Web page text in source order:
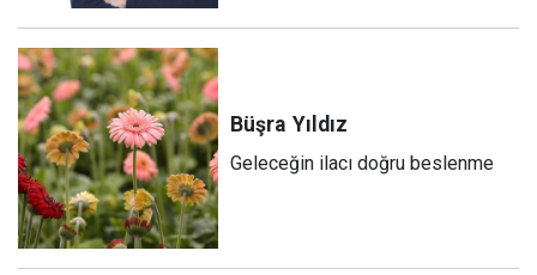
Büşra Yıldız
Geleceğin ilacı doğru beslenme